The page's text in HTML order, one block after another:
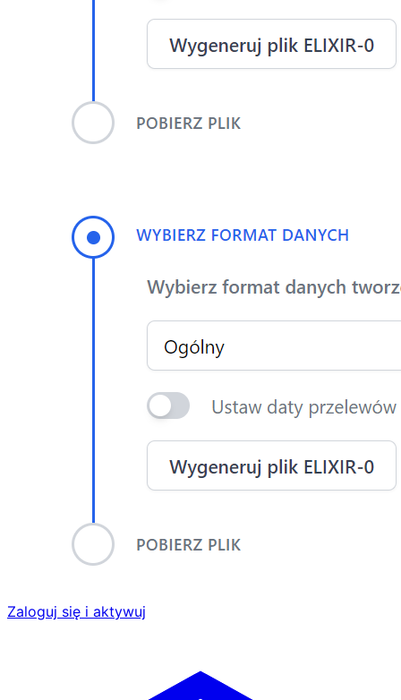
Zaloguj się i aktywuj